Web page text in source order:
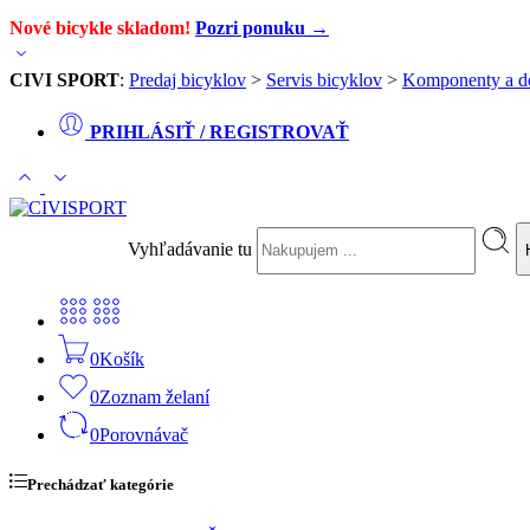
Nové bicykle skladom! Pozri ponuku →
CIVI SPORT: Predaj bicyklov > Servis bicyklov > Komponenty a
PRIHLÁSIŤ / REGISTROVAŤ
Vyhľadávanie tu
0Košík
0Zoznam želaní
0Porovnávač
Prechádzať kategórie